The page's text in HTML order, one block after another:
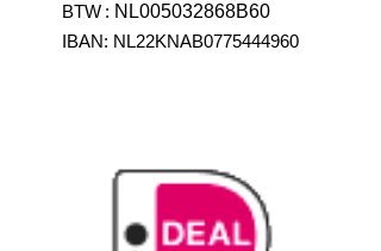
BTW : NL005032868B60
IBAN: NL22KNAB0775444960